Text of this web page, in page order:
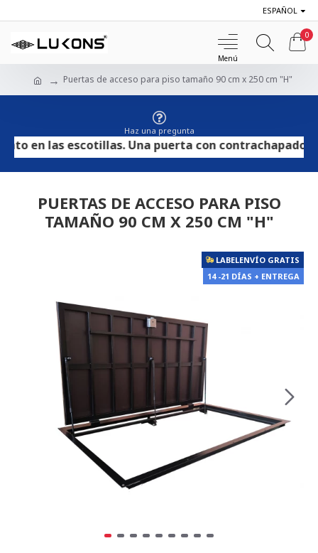
ESPAÑOL
0
Puertas de acceso para piso tamaño 90 cm x 250 cm "H"
Haz una pregunta
escotillas. Una puerta con contrachapado HPL
PUERTAS DE ACCESO PARA PISO
TAMAÑO 90 CM X 250 CM "H"
LABELENVÍO GRATIS
14 -21 DÍAS + ENTREGA